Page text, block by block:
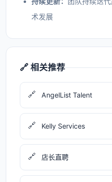
术发展
🔗 相关推荐
🔗 AngelList Talent
🔗 Kelly Services
🔗 店长直聘